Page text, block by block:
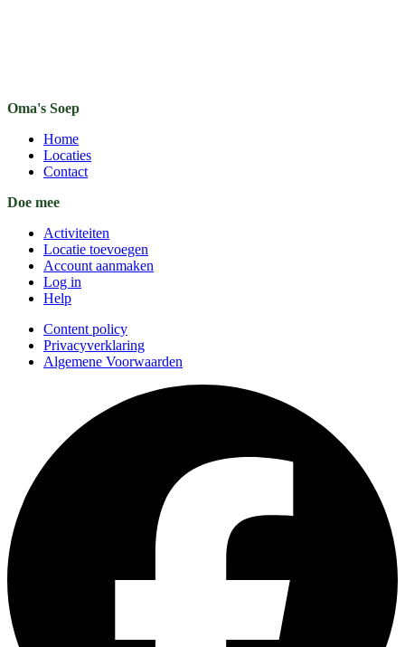
Oma's Soep
Home
Locaties
Contact
Doe mee
Activiteiten
Locatie toevoegen
Account aanmaken
Log in
Help
Content policy
Privacyverklaring
Algemene Voorwaarden